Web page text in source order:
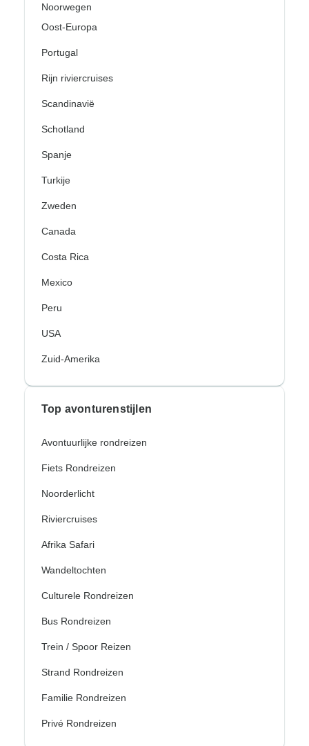
Noorwegen
Oost-Europa
Portugal
Rijn riviercruises
Scandinavië
Schotland
Spanje
Turkije
Zweden
Canada
Costa Rica
Mexico
Peru
USA
Zuid-Amerika
Top avonturenstijlen
Avontuurlijke rondreizen
Fiets Rondreizen
Noorderlicht
Riviercruises
Afrika Safari
Wandeltochten
Culturele Rondreizen
Bus Rondreizen
Trein / Spoor Reizen
Strand Rondreizen
Familie Rondreizen
Privé Rondreizen